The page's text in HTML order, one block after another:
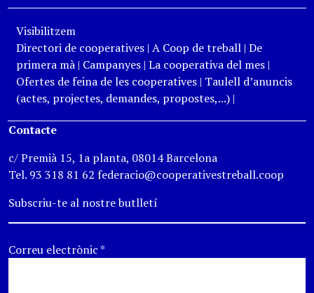
Visibilitzem
Directori de cooperatives| A Coop de treball| De
primera mà| Campanyes| La cooperativa del mes|
Ofertes de feina de les cooperatives| Taulell d’anuncis
(actes, projectes, demandes, propostes,...)|
Contacte
c/ Premià 15, 1a planta, 08014 Barcelona
Tel. 93 318 81 62 federacio@cooperativestreball.coop
Subscriu-te al nostre butlletí
Correu electrònic*